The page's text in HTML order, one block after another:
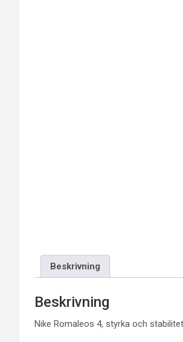
Beskrivning
Beskrivning
Nike Romaleos 4, styrka och